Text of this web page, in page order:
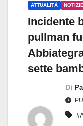
ATTUALITÀ
Incidente
pullman
sette
Di